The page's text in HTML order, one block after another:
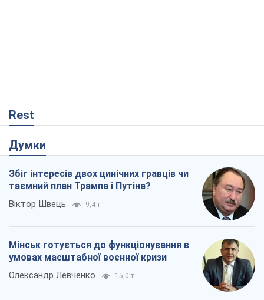
Rest
Думки
Збіг інтересів двох цинічних гравців чи
таємний план Трампа і Путіна?
Віктор Швець 9,4 т.
Мінськ готується до функціонування в
умовах масштабної воєнної кризи
Олександр Левченко 15,0 т.